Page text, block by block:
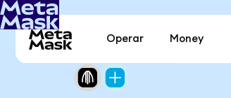
Operar Money